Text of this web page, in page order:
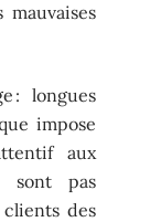
: longues
impose
aux
sont pas
des